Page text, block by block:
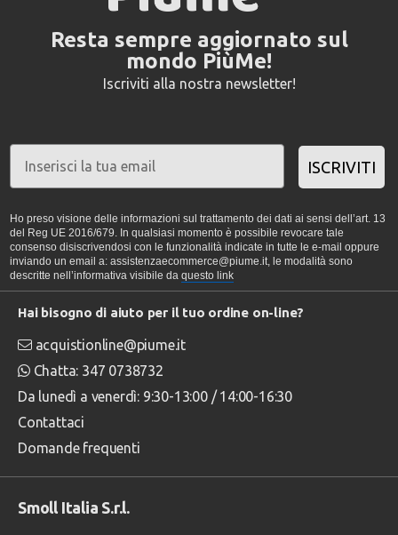
Resta sempre aggiornato sul
mondo PiùMe!
Iscriviti alla nostra newsletter!
ISCRIVITI
Ho preso visione delle informazioni sul trattamento dei dati ai sensi dell’art. 13
del Reg UE 2016/679. In qualsiasi momento è possibile revocare tale
consenso disiscrivendosi con le funzionalità indicate in tutte le e-mail oppure
inviando un email a: assistenzaecommerce@piume.it, le modalità sono
descritte nell’informativa visibile da questo link
Hai bisogno di aiuto per il tuo ordine on-line?
acquistionline@piume.it
Chatta: 347 0738732
Da lunedì a venerdì: 9:30-13:00 / 14:00-16:30
Contattaci
Domande frequenti
Smoll Italia S.r.l.